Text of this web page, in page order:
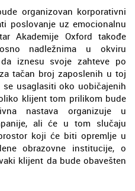
organizovan korporativni
poslovanje uz emocionalnu
Akademije Oxford takođe
nadležnima u okviru
iznesu svoje zahteve po
tačan broj zaposlenih u toj
usaglasiti oko uobičajenih
klijent tom prilikom bude
nastava organizuje u
ali će u tom slučaju
koji će biti opremlje u
obrazovne institucije, o
klijent da bude obavešten